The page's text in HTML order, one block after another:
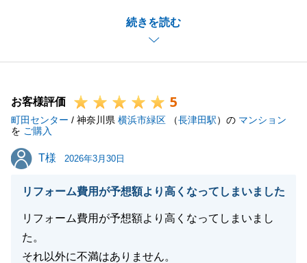
続きを読む
T様ご夫婦はいつも穏やかで、ご夫婦で密にコミュニ
ケーションを取りながら、ご不明点を一つづつ解消
た。
またハウスメーカーの選定や銀行手続き等、タイトな
スケジュールの中でご協力いただき、無事決済を終え
ることが出来ましたこと、重ねてお礼申し上げます。
上げます。
今後ともご愛顧賜りますよう、よろしくお願いいたし
ます。
お客様評価 5
町田センター / 神奈川県 横浜市緑区 （長津田駅）の マンション
を ご購入
T様
T様 2026年3月30日
リフォーム費用が予想額より高くなってしまいました
リフォーム費用が予想額より高くなってしまいまし
た。
それ以外に不満はありません。